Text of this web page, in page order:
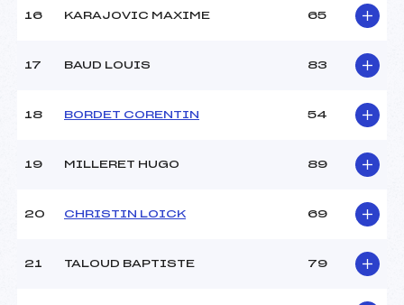
101.0100
Catégorie :
U14->Mas
16 KARAJOVIC MAXIME 65
17 BAUD LOUIS 83
18 BORDET CORENTIN 54
19 MILLERET HUGO 89
20 CHRISTIN LOICK 69
21 TALOUD BAPTISTE 79